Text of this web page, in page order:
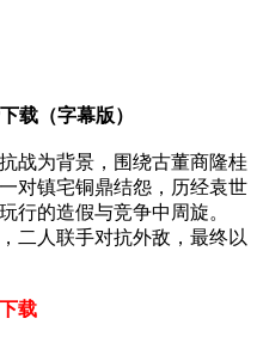
载（字幕版）
战为背景，围绕古董商隆桂
对镇宅铜鼎结怨，历经袁世
行的造假与竞争中周旋。
二人联手对抗外敌，最终以
载